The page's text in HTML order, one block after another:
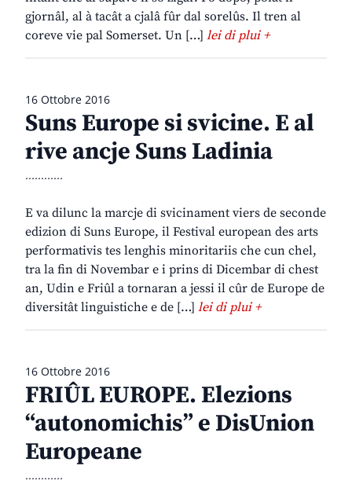
gjornâl, al à tacât a cjalâ fûr dal sorelûs. Il tren al
coreve vie pal Somerset. Un […] lei di plui +
16 Ottobre 2016
Suns Europe si svicine. E al
rive ancje Suns Ladinia
............
E va dilunc la marcje di svicinament viers de seconde
edizion di Suns Europe, il Festival european des arts
performativis tes lenghis minoritariis che cun chel,
tra la fin di Novembar e i prins di Dicembar di chest
an, Udin e Friûl a tornaran a jessi il cûr de Europe de
diversitât linguistiche e de […] lei di plui +
16 Ottobre 2016
FRIÛL EUROPE. Elezions
“autonomichis” e DisUnion
Europeane
............